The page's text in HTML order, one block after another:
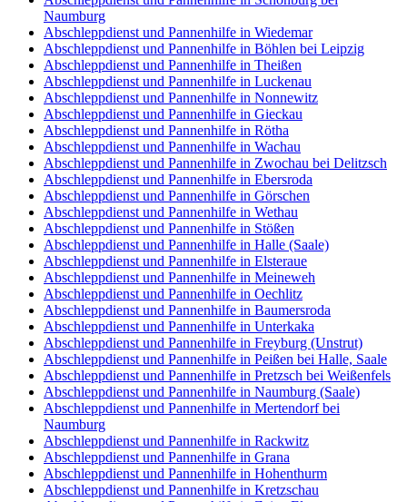
Naumburg
Abschleppdienst und Pannenhilfe in Wiedemar
Abschleppdienst und Pannenhilfe in Böhlen bei Leipzig
Abschleppdienst und Pannenhilfe in Theißen
Abschleppdienst und Pannenhilfe in Luckenau
Abschleppdienst und Pannenhilfe in Nonnewitz
Abschleppdienst und Pannenhilfe in Gieckau
Abschleppdienst und Pannenhilfe in Rötha
Abschleppdienst und Pannenhilfe in Wachau
Abschleppdienst und Pannenhilfe in Zwochau bei Delitzsch
Abschleppdienst und Pannenhilfe in Ebersroda
Abschleppdienst und Pannenhilfe in Görschen
Abschleppdienst und Pannenhilfe in Wethau
Abschleppdienst und Pannenhilfe in Stößen
Abschleppdienst und Pannenhilfe in Halle (Saale)
Abschleppdienst und Pannenhilfe in Elsteraue
Abschleppdienst und Pannenhilfe in Meineweh
Abschleppdienst und Pannenhilfe in Oechlitz
Abschleppdienst und Pannenhilfe in Baumersroda
Abschleppdienst und Pannenhilfe in Unterkaka
Abschleppdienst und Pannenhilfe in Freyburg (Unstrut)
Abschleppdienst und Pannenhilfe in Peißen bei Halle, Saale
Abschleppdienst und Pannenhilfe in Pretzsch bei Weißenfels
Abschleppdienst und Pannenhilfe in Naumburg (Saale)
Abschleppdienst und Pannenhilfe in Mertendorf bei
Naumburg
Abschleppdienst und Pannenhilfe in Rackwitz
Abschleppdienst und Pannenhilfe in Grana
Abschleppdienst und Pannenhilfe in Hohenthurm
Abschleppdienst und Pannenhilfe in Kretzschau